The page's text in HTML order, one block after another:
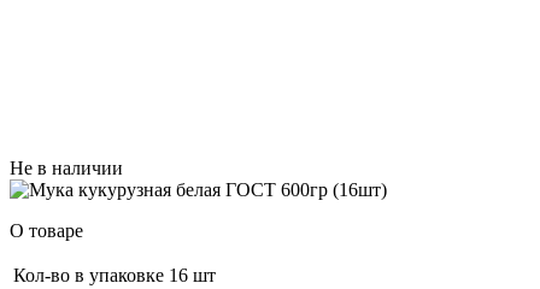
Не в наличии
О товаре
Кол-во в упаковке 16 шт